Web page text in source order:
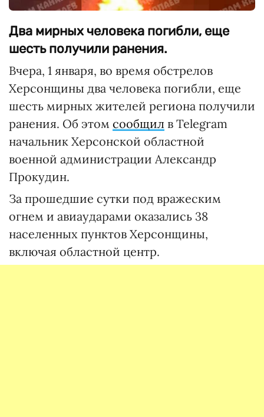
Два мирных человека погибли, еще
шесть получили ранения.
Вчера, 1 января, во время обстрелов
Херсонщины два человека погибли, еще
шесть мирных жителей региона получили
ранения. Об этом сообщил в Telegram
начальник Херсонской областной
военной администрации Александр
Прокудин.
За прошедшие сутки под вражеским
огнем и авиаударами оказались 38
населенных пунктов Херсонщины,
включая областной центр.